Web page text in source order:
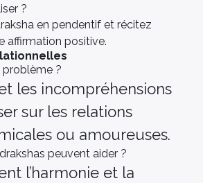
?
en pendentif et récitez
affirmation positive.
problème ?
les incompréhensions
sur les relations
ou amoureuses.
peuvent aider ?
l’harmonie et la